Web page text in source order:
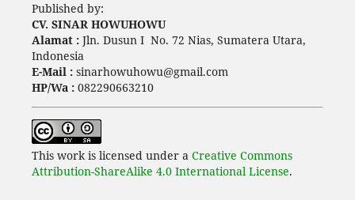
Published by:
CV. SINAR HOWUHOWU
Alamat :Jln. Dusun I No. 72 Nias, Sumatera Utara,
Indonesia
E-Mail : sinarhowuhowu@gmail.com
HP/Wa : 082290663210
This work is licensed under a Creative Commons
Attribution-ShareAlike 4.0 International License.